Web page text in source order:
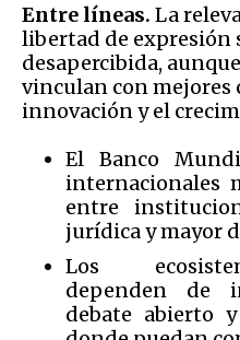
Entre líneas. La
libertad de expresión
desapercibida,
vinculan con mejores
innovación y el
El Banco
internacionales
entre
jurídica y mayor
Los
dependen de
debate abierto